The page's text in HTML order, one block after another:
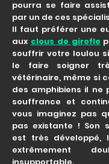
pourra se faire
par un de ces
Il faut préférer une
aux clous de girofle
souffrir votre loulou
le faire soigner
vétérinaire, même si
des amphibiens il ne
souffrance et
vous imaginez pas
pas existante ! Son
est très développé,
extrêmement